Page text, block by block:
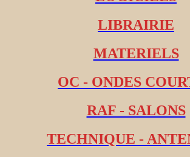
LIBRAIRIE
MATERIELS
OC - ONDES
RAF - SALONS
TECHNIQUE -